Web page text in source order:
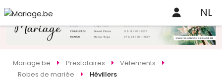
NL
Mariage.be Prestataires
Vêtements
Robes de mariée
Hévillers